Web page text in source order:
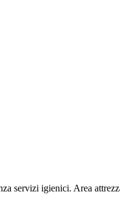
servizi igienici. Area